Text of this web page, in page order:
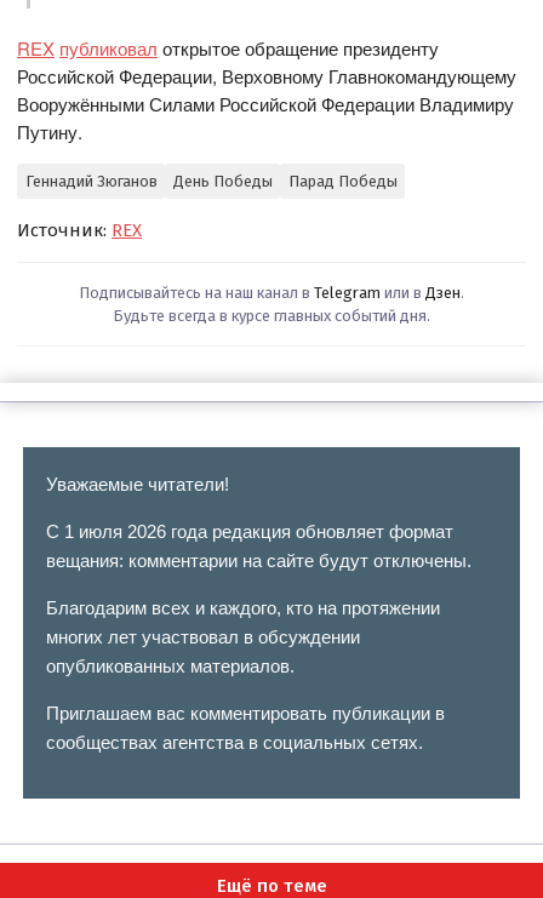
REX публиковал открытое обращение президенту
Российской Федерации, Верховному Главнокомандующему
Вооружёнными Силами Российской Федерации Владимиру
Путину.
Геннадий Зюганов День Победы Парад Победы
Источник: REX
Подписывайтесь на наш канал в Telegram или в Дзен.
Будьте всегда в курсе главных событий дня.
Уважаемые читатели!
С 1 июля 2026 года редакция обновляет формат
вещания: комментарии на сайте будут отключены.
Благодарим всех и каждого, кто на протяжении
многих лет участвовал в обсуждении
опубликованных материалов.
Приглашаем вас комментировать публикации в
сообществах агентства в социальных сетях.
Ещё по теме